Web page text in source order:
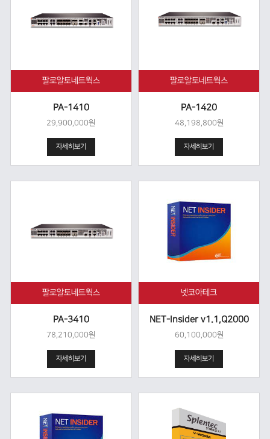
팔로알토네트웍스
PA-1410
29,900,000원
자세히보기
팔로알토네트웍스
PA-1420
48,198,800원
자세히보기
팔로알토네트웍스
PA-3410
78,210,000원
자세히보기
넷코아테크
NET-Insider v1.1,Q2000
60,100,000원
자세히보기